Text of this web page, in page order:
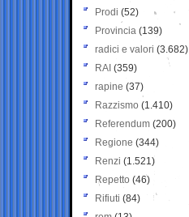
Prodi (52)
Provincia (139)
radici e valori (3.682)
RAI (359)
rapine (37)
Razzismo (1.410)
Referendum (200)
Regione (344)
Renzi (1.521)
Repetto (46)
Rifiuti (84)